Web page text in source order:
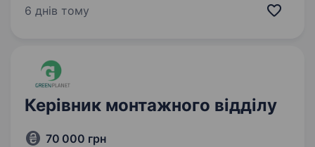
модульних будинків «під ключ». Наш
6 днів тому
Керівник монтажного відділу
70 000 грн